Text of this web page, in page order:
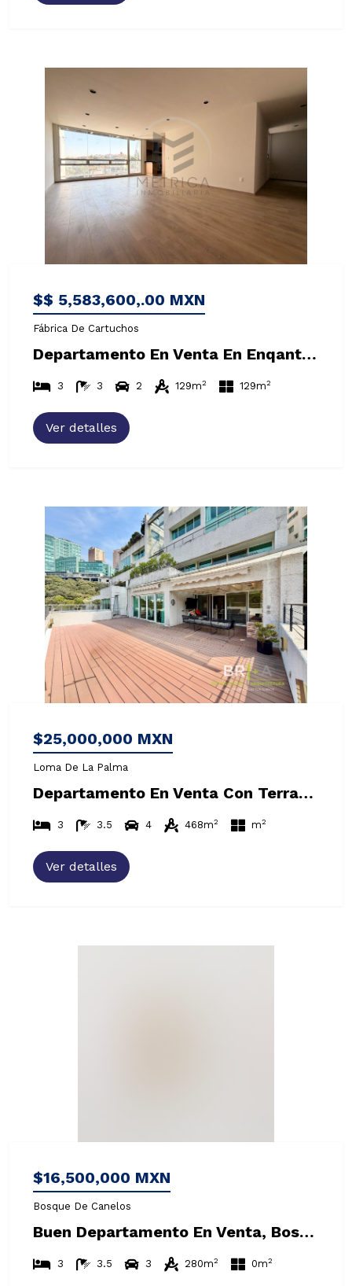
$$ 5,583,600,.00 MXN
Fábrica De Cartuchos
Departamento En Venta En Enqanto, Bosques De Las Lomas – Para Estrenar
3 3 2 129m2 129m2
Ver detalles
$25,000,000 MXN
Loma De La Palma
Departamento En Venta Con Terraza En Bosques De Las Lomas
3 3.5 4 468m2 m2
Ver detalles
$16,500,000 MXN
Bosque De Canelos
Buen Departamento En Venta, Bosque De Las Lomas, Cuajimalpa Cdmx
3 3.5 3 280m2 0m2